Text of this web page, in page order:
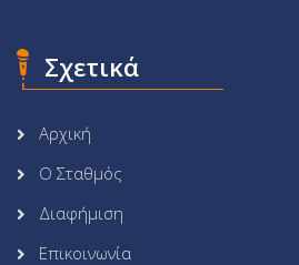
Σχετικά
Αρχική
Ο Σταθμός
Διαφήμιση
Επικοινωνία